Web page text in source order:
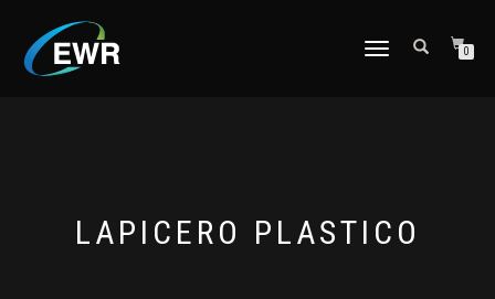
CAMBIAR
0
LAPICERO PLASTICO